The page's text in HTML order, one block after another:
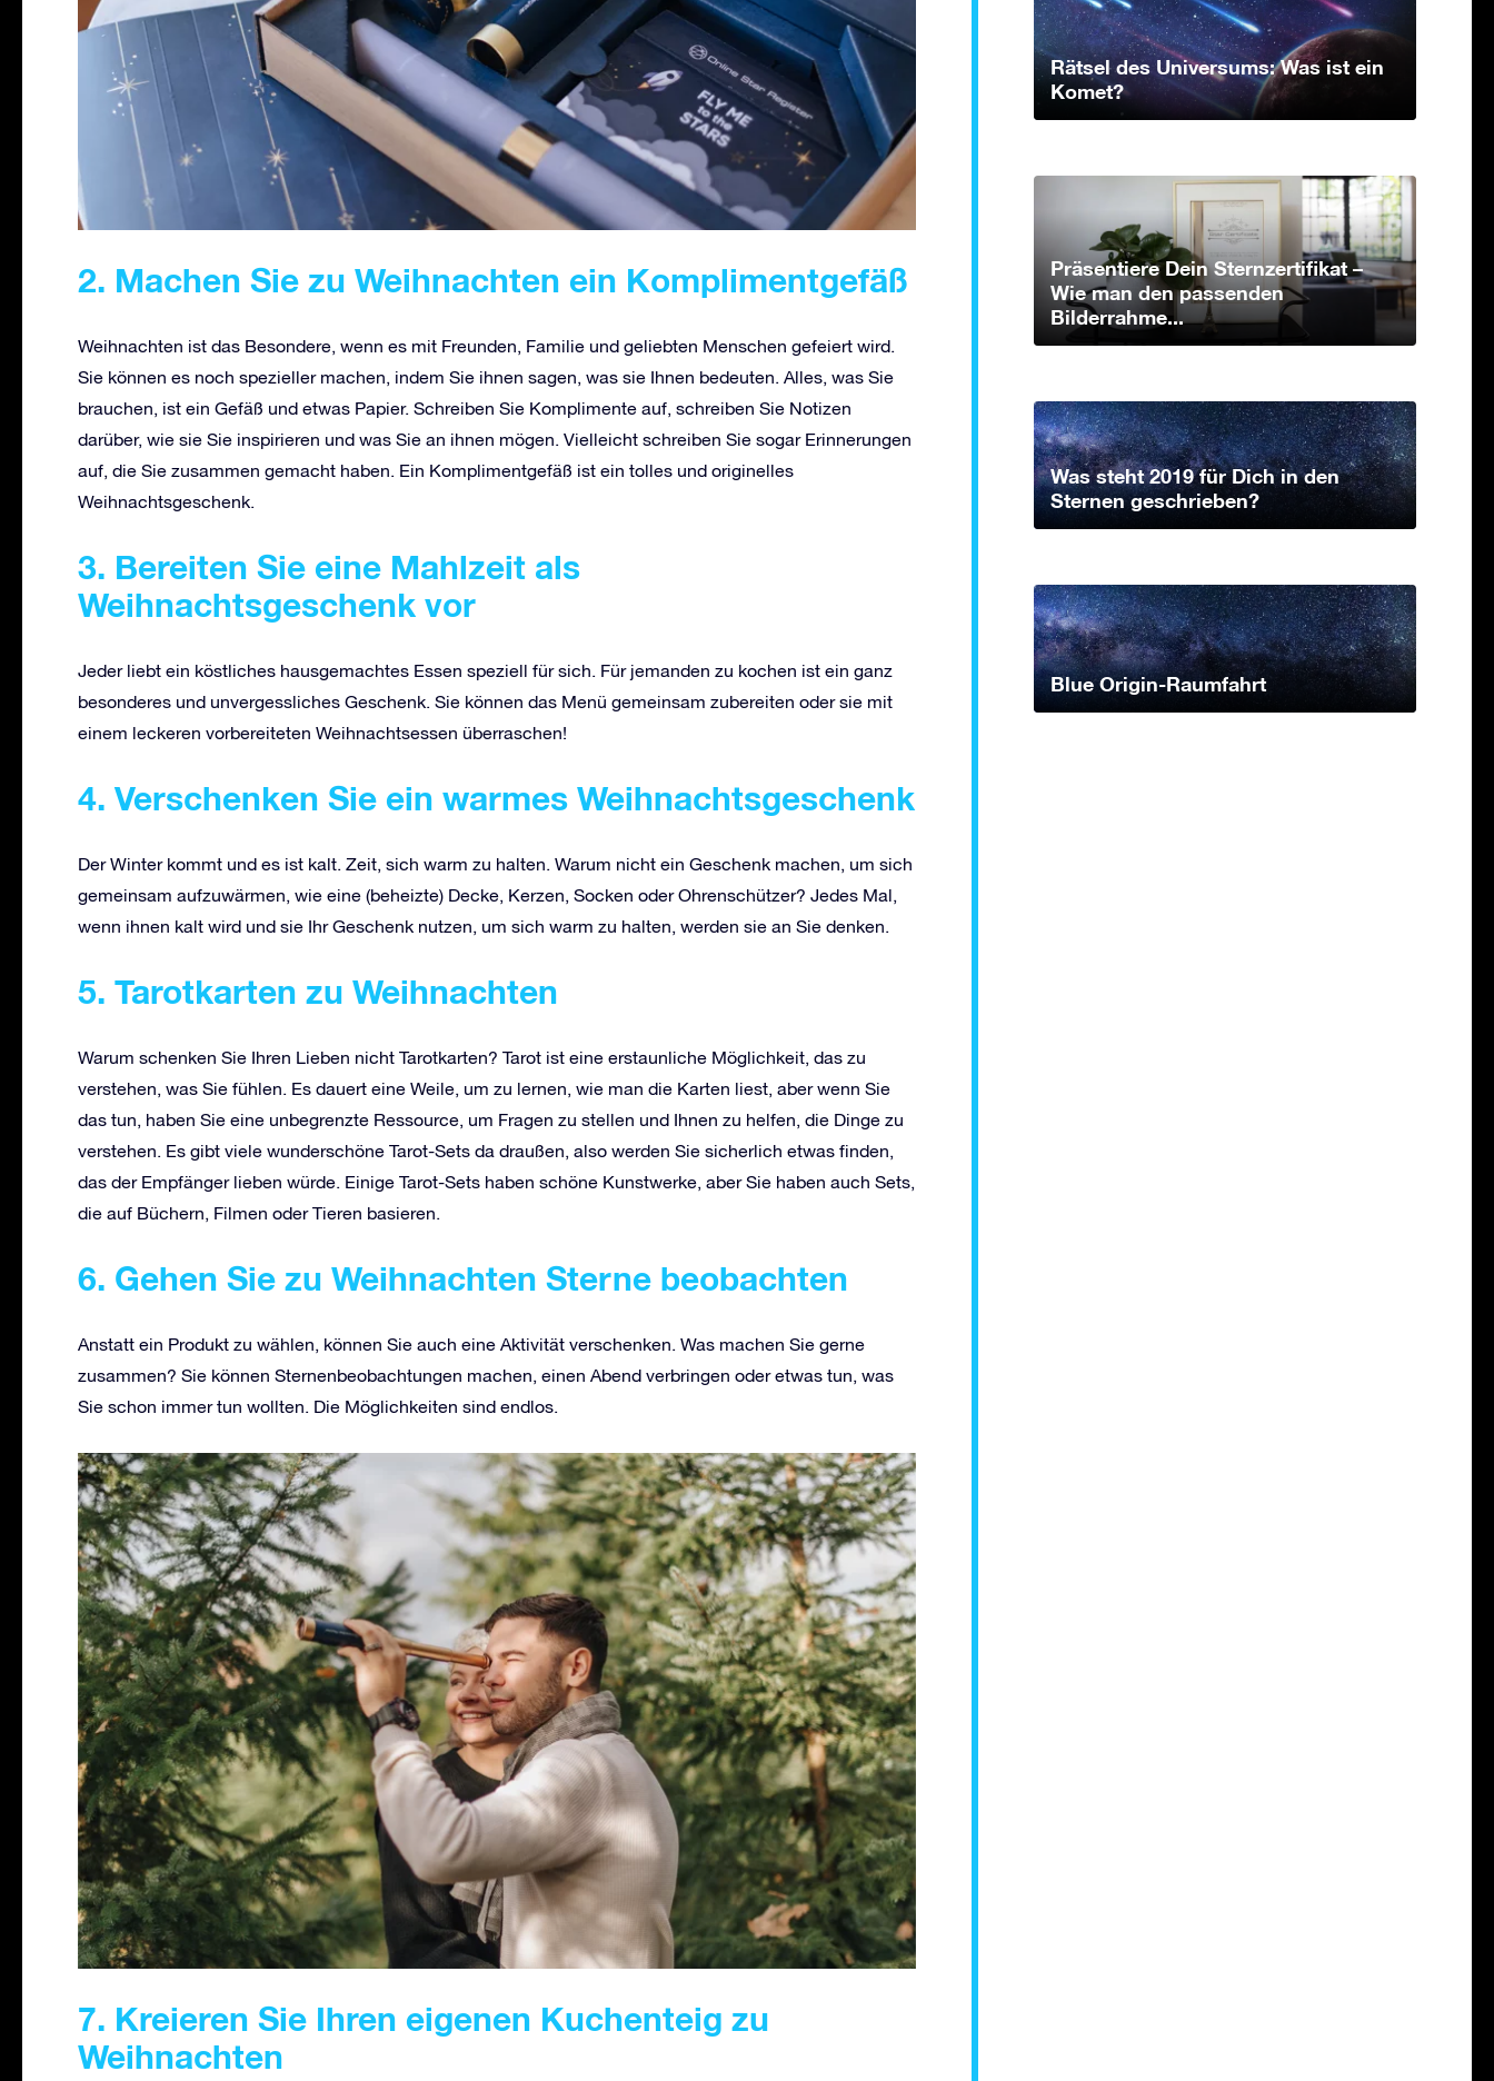
2. Machen Sie zu Weihnachten ein Komplimentgefäß
Weihnachten ist das Besondere, wenn es mit Freunden, Familie und geliebten Menschen gefeiert wird.
Sie können es noch spezieller machen, indem Sie ihnen sagen, was sie Ihnen bedeuten. Alles, was Sie
brauchen, ist ein Gefäß und etwas Papier. Schreiben Sie Komplimente auf, schreiben Sie Notizen
darüber, wie sie Sie inspirieren und was Sie an ihnen mögen. Vielleicht schreiben Sie sogar Erinnerungen
auf, die Sie zusammen gemacht haben. Ein Komplimentgefäß ist ein tolles und originelles
Weihnachtsgeschenk.
3. Bereiten Sie eine Mahlzeit als
Weihnachtsgeschenk vor
Jeder liebt ein köstliches hausgemachtes Essen speziell für sich. Für jemanden zu kochen ist ein ganz
besonderes und unvergessliches Geschenk. Sie können das Menü gemeinsam zubereiten oder sie mit
einem leckeren vorbereiteten Weihnachtsessen überraschen!
4. Verschenken Sie ein warmes Weihnachtsgeschenk
Der Winter kommt und es ist kalt. Zeit, sich warm zu halten. Warum nicht ein Geschenk machen, um sich
gemeinsam aufzuwärmen, wie eine (beheizte) Decke, Kerzen, Socken oder Ohrenschützer? Jedes Mal,
wenn ihnen kalt wird und sie Ihr Geschenk nutzen, um sich warm zu halten, werden sie an Sie denken.
5. Tarotkarten zu Weihnachten
Warum schenken Sie Ihren Lieben nicht Tarotkarten? Tarot ist eine erstaunliche Möglichkeit, das zu
verstehen, was Sie fühlen. Es dauert eine Weile, um zu lernen, wie man die Karten liest, aber wenn Sie
das tun, haben Sie eine unbegrenzte Ressource, um Fragen zu stellen und Ihnen zu helfen, die Dinge zu
verstehen. Es gibt viele wunderschöne Tarot-Sets da draußen, also werden Sie sicherlich etwas finden,
das der Empfänger lieben würde. Einige Tarot-Sets haben schöne Kunstwerke, aber Sie haben auch Sets,
die auf Büchern, Filmen oder Tieren basieren.
6. Gehen Sie zu Weihnachten Sterne beobachten
Anstatt ein Produkt zu wählen, können Sie auch eine Aktivität verschenken. Was machen Sie gerne
zusammen? Sie können Sternenbeobachtungen machen, einen Abend verbringen oder etwas tun, was
Sie schon immer tun wollten. Die Möglichkeiten sind endlos.
7. Kreieren Sie Ihren eigenen Kuchenteig zu
Weihnachten
Rätsel des Universums: Was ist ein
Komet?
Präsentiere Dein Sternzertifikat –
Wie man den passenden
Bilderrahme...
Was steht 2019 für Dich in den
Sternen geschrieben?
Blue Origin-Raumfahrt